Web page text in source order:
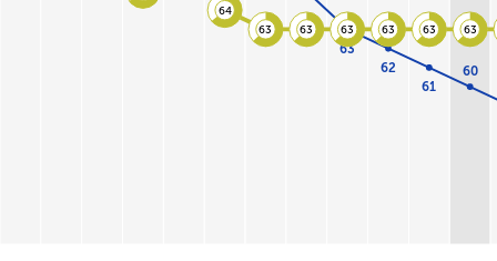
63
62
61
60
64
63 63 63 63 63 63